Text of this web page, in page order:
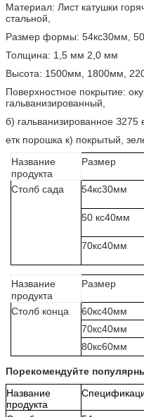
Материал: Лист катушки
стальной,
Размер формы: 54кс30мм,
Толщина: 1,5 мм 2,0 мм
Высота: 1500мм, 1800мм,
Поверхностное покрытие:
гальванизированный,
б) гальванизированное З275
етк порошка к) покрытый,
Название
продукта
Размер
Столб сада
54кс30мм
50 кс40мм
70кс40мм
Название
продукта
Размер
Столб конца
60кс40мм
70кс40мм
80кс60мм
Порекомендуйте
Название
продукта